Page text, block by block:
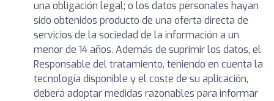
una obligación legal; o los datos personales hayan
sido obtenidos producto de una oferta directa de
servicios de la sociedad de la información a un
menor de 14 años. Además de suprimir los datos, el
Responsable del tratamiento, teniendo en cuenta la
tecnología disponible y el coste de su aplicación,
deberá adoptar medidas razonables para informar